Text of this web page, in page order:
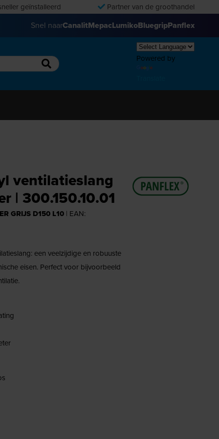
geïnstalleerd Partner van de groothandel
Snel naarCanalitMepacLumikoBluegripPanflex
Powered by
ventilatieslang
| 300.150.10.01
GRIJS D150 L10 | EAN:
een veelzijdige en robuuste
eisen. Perfect voor bijvoorbeeld